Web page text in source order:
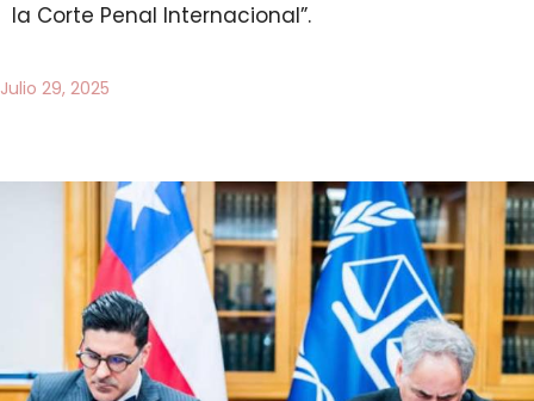
la Corte Penal Internacional”.
Julio 29, 2025